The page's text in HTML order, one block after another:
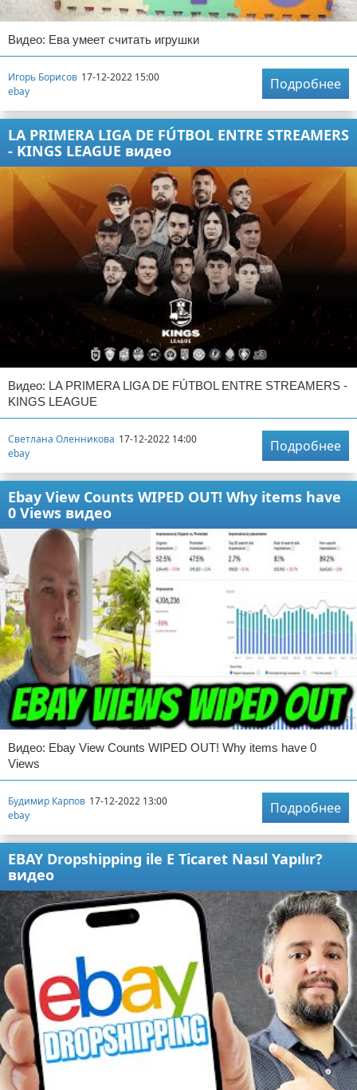
Видео: Ева умеет считать игрушки
Игорь Борисов 17-12-2022 15:00
ebay
Подробнее
LA PRIMERA LIGA DE FÚTBOL ENTRE STREAMERS
- KINGS LEAGUE видео
Видео: LA PRIMERA LIGA DE FÚTBOL ENTRE STREAMERS -
KINGS LEAGUE
Светлана Оленникова 17-12-2022 14:00
ebay
Подробнее
Ebay View Counts WIPED OUT! Why items have
0 Views видео
Видео: Ebay View Counts WIPED OUT! Why items have 0
Views
Будимир Карпов 17-12-2022 13:00
ebay
Подробнее
EBAY Dropshipping ile E Ticaret Nasıl Yapılır?
видео